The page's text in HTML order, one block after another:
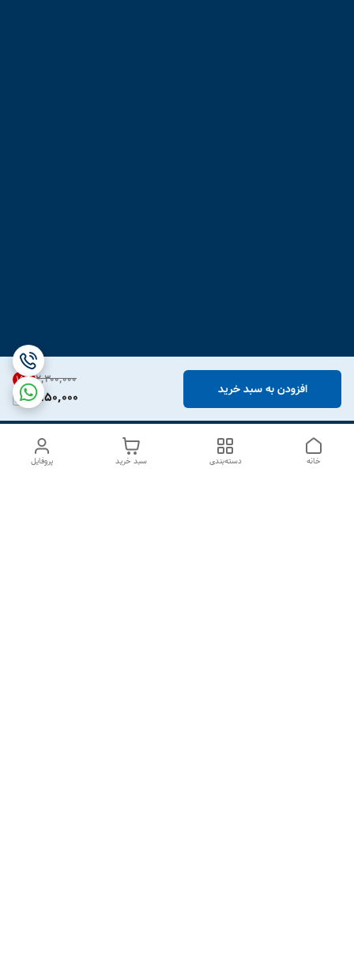
۲٬۳۰۰٬۰۰۰ 15%
1,950,000 افزودن به سبد خرید
پروفایل سبد خرید دسته‌بندی خانه